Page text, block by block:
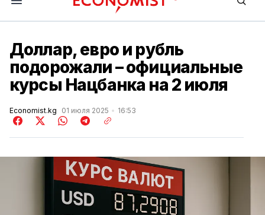
Economist.kg
Доллар, евро и рубль
подорожали – официальные
курсы Нацбанка на 2 июля
Economist.kg 01 июля 2025 16:53